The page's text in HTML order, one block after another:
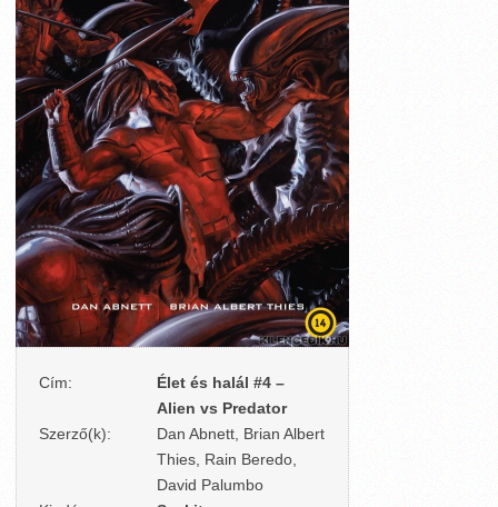
Cím:
Élet és halál #4 –
Alien vs Predator
Szerző(k):
Dan Abnett, Brian Albert
Thies, Rain Beredo,
David Palumbo